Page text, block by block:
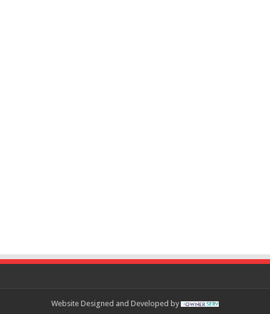
Website Designed and Developed by